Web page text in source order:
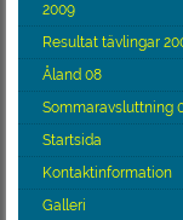
2009
Resultat tävlingar
Åland 08
Sommaravsluttning
Startsida
Kontaktinformation
Galleri